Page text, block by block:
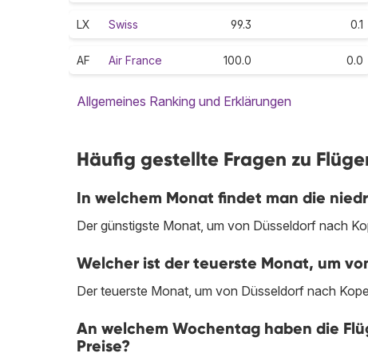
LX Swiss 99.3 0.1
AF Air France 100.0 0.0
Allgemeines Ranking und Erklärungen
Häufig gestellte Fragen zu
In welchem Monat findet man die
Der günstigste Monat, um von Düsseldorf nach
Welcher ist der teuerste Monat, um
Der teuerste Monat, um von Düsseldorf nach
An welchem Wochentag haben die
Preise?